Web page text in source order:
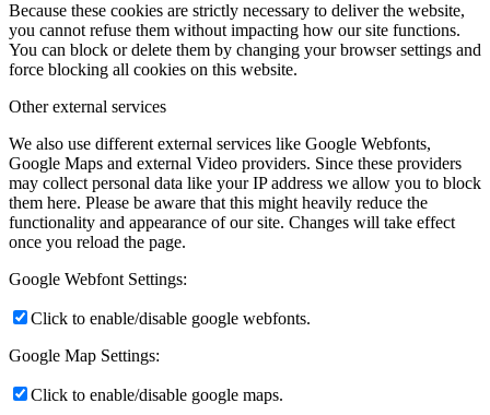
Because these cookies are strictly necessary to deliver the website,
you cannot refuse them without impacting how our site functions.
You can block or delete them by changing your browser settings and
force blocking all cookies on this website.
Other external services
We also use different external services like Google Webfonts,
Google Maps and external Video providers. Since these providers
may collect personal data like your IP address we allow you to block
them here. Please be aware that this might heavily reduce the
functionality and appearance of our site. Changes will take effect
once you reload the page.
Google Webfont Settings:
Click to enable/disable google webfonts.
Google Map Settings:
Click to enable/disable google maps.